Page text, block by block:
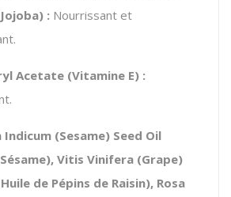
: Nourrissant et
Acetate (Vitamine E) :
Indicum (Sesame) Seed Oil
Vitis Vinifera (Grape)
de Pépins de Raisin), Rosa